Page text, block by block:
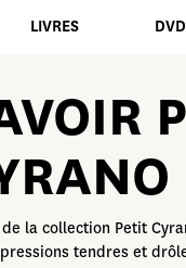
LIVRES
de la collection Petit
tendres et